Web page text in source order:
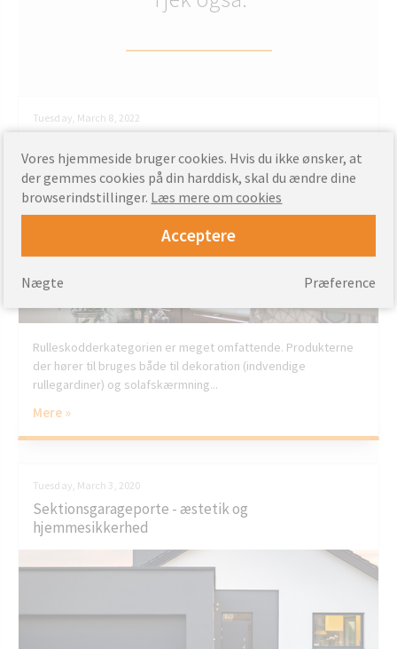
Tuesday, March 8, 2022
Rulleskodderkategorien er meget omfattende. Produkterne
der hører til bruges både til dekoration (indvendige
rullegardiner) og solafskærmning...
Mere »
Tuesday, March 3, 2020
Sektionsgarageporte - æstetik og
hjemmesikkerhed
Vores hjemmeside bruger cookies. Hvis du ikke ønsker, at
der gemmes cookies på din harddisk, skal du ændre dine
browserindstillinger. Læs mere om cookies
Acceptere
Præference
Nægte